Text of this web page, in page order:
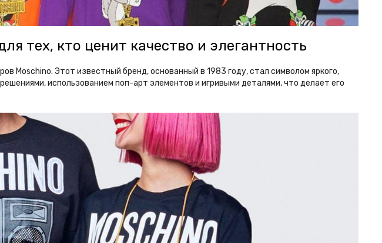
тех, кто ценит качество и элегантность
Moschino. Этот известный бренд, основанный в 1983 году, стал символом яркого,
использованием поп-арт элементов и игривыми деталями, что делает его